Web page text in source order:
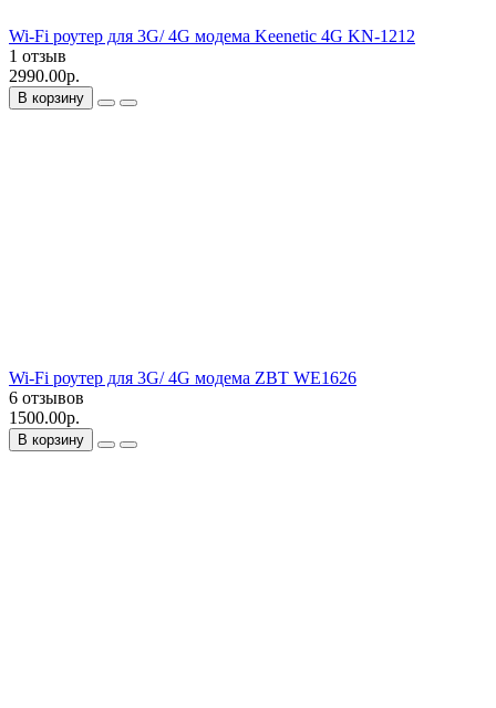
Wi-Fi роутер для 3G/ 4G модема Keenetic 4G KN-1212
1 отзыв
2990.00р.
В корзину
Wi-Fi роутер для 3G/ 4G модема ZBT WE1626
6 отзывов
1500.00р.
В корзину